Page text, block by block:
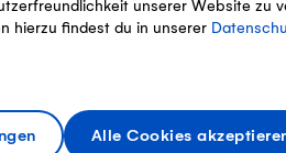
unserer Website zu
hierzu findest du in unserer
Alle Cookies